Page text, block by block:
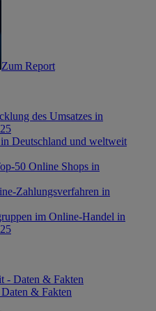
Zum Report
des Umsatzes in
Deutschland und weltweit
50 Online Shops in
Zahlungsverfahren in
im Online-Handel in
- Daten & Fakten
& Fakten